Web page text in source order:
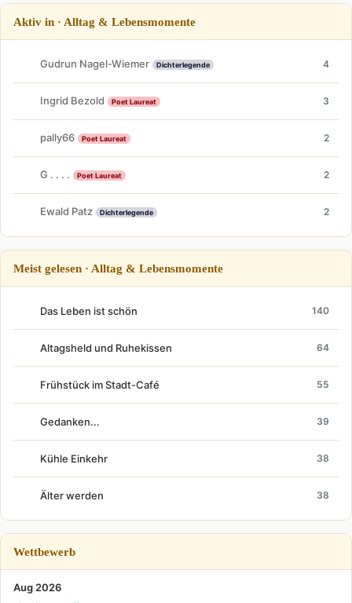
Aktiv in · Alltag & Lebensmomente
Gudrun Nagel-Wiemer Dichterlegende 4
Ingrid Bezold Poet Laureat 3
pally66 Poet Laureat 2
G . . . . Poet Laureat 2
Ewald Patz Dichterlegende 2
Meist gelesen · Alltag & Lebensmomente
Das Leben ist schön 140
Altagsheld und Ruhekissen 64
Frühstück im Stadt-Café 55
Gedanken... 39
Kühle Einkehr 38
Älter werden 38
Wettbewerb
Aug 2026